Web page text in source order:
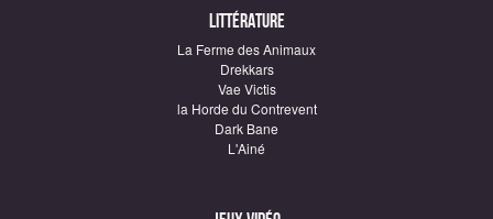
Littérature
La Ferme des Animaux
Drekkars
Vae Victis
la Horde du Contrevent
Dark Bane
L'Ainé